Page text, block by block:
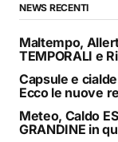
NEWS RECENTI
Maltempo,
TEMPORALI e
Capsule e
Ecco le nuove
Meteo, Caldo
GRANDINE in